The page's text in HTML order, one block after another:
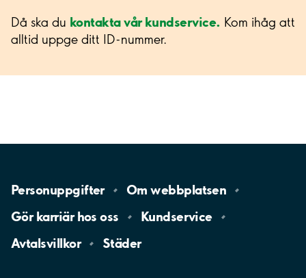
Då ska du kontakta vår kundservice. Kom ihåg att
alltid uppge ditt ID-nummer.
Personuppgifter Omwebbplatsen
Gör karriär hososs
Kundservice
Avtalsvillkor
Städer